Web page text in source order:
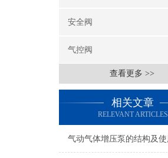
安全阀
气控阀
查看更多 >>
相关文章
RELEVANT ARTICLES